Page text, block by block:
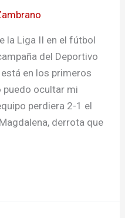
la Liga II en el fútbol
del Deportivo
en los primeros
puedo ocultar mi
perdiera 2-1 el
derrota que